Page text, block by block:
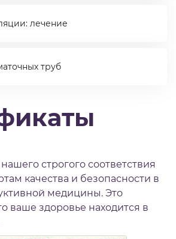
лечение
труб
строгого соответствия
качества и безопасности в
медицины. Это
ваше здоровье находится в